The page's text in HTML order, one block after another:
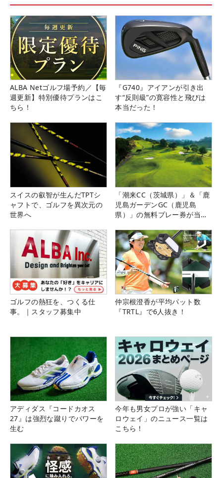
ALBA Netゴルフ場予約／【毎
週更新】特別優待プランはこ
ちら！
『G740』アイアンが引き出
す“反則級”の寛容性と飛びは
本当だった！
スイスの叡智が生んだTPTシ
ャフトで、ゴルフを異次元の
世界へ
「潮来CC（茨城県）」＆「鹿
児島ガーデンGC（鹿児島
県）」の無料プレー券が当た
ゴルフの熱狂を、つくる仕
事。｜スタッフ募集中
仲宗根澄香が平均パット数
『TRTL』で6人抜き！
アディダス『コードカオス
27』は強烈な蹴りでパワーを
生む
今年も男女プロが強い「キャ
ロウェイ」のニュース一覧は
こちら！